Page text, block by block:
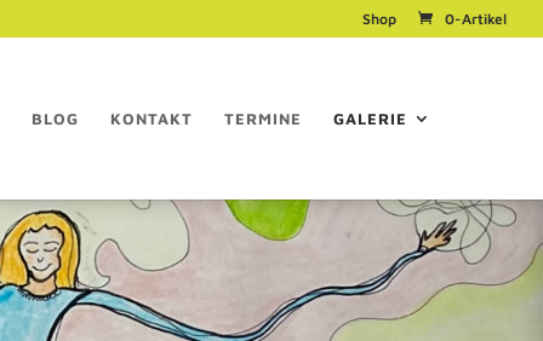
Shop 0-Artikel
BLOG KONTAKT TERMINE GALERIE